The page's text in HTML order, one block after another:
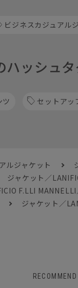
ビジネスカジュアル
ハッシュ
ツ セットアッ
ルジャケット
ジャケット／
F.LLI
ジャケット／
RECOMMEND